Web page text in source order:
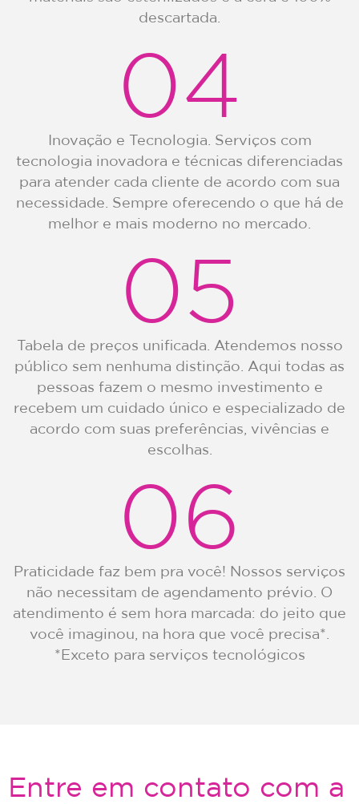
descartada.
04
Inovação e Tecnologia. Serviços com
tecnologia inovadora e técnicas diferenciadas
para atender cada cliente de acordo com sua
necessidade. Sempre oferecendo o que há de
melhor e mais moderno no mercado.
05
Tabela de preços unificada. Atendemos nosso
público sem nenhuma distinção. Aqui todas as
pessoas fazem o mesmo investimento e
recebem um cuidado único e especializado de
acordo com suas preferências, vivências e
escolhas.
06
Praticidade faz bem pra você! Nossos serviços
não necessitam de agendamento prévio. O
atendimento é sem hora marcada: do jeito que
você imaginou, na hora que você precisa*.
*Exceto para serviços tecnológicos
Entre em contato com a